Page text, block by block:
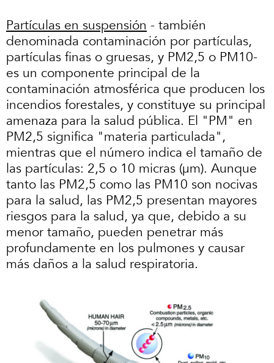
Partículas en suspensión - también
denominada contaminación por partículas,
partículas finas o gruesas, y PM2,5 o PM10-
es un componente principal de la
contaminación atmosférica que producen los
incendios forestales, y constituye su principal
amenaza para la salud pública. El "PM" en
PM2,5 significa "materia particulada",
mientras que el número indica el tamaño de
las partículas: 2,5 o 10 micras (µm). Aunque
tanto las PM2,5 como las PM10 son nocivas
para la salud, las PM2,5 presentan mayores
riesgos para la salud, ya que, debido a su
menor tamaño, pueden penetrar más
profundamente en los pulmones y causar
más daños a la salud respiratoria.